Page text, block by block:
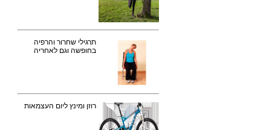
תרגילי שחרור והרפיה
בחופשה וגם לאחריה
רוזן ומינץ ליום העצמאות